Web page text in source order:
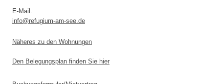
E-Mail:
info@refugium-am-see.de
Näheres zu den Wohnungen
Den Belegungsplan finden Sie hier